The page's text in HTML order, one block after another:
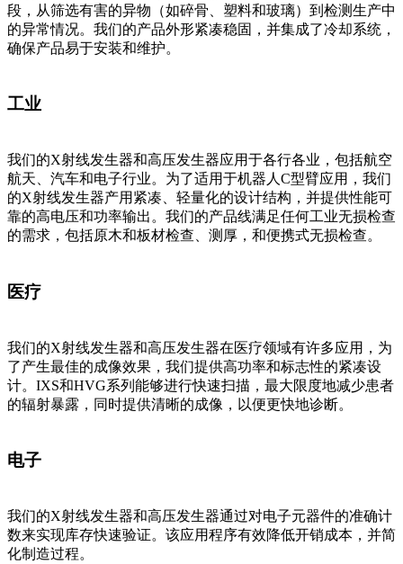
段，从筛选有害的异物（如碎骨、塑料和玻璃）到检测生产中
的异常情况。我们的产品外形紧凑稳固，并集成了冷却系统，
确保产品易于安装和维护。
工业
我们的X射线发生器和高压发生器应用于各行各业，包括航空
航天、汽车和电子行业。为了适用于机器人C型臂应用，我们
的X射线发生器产用紧凑、轻量化的设计结构，并提供性能可
靠的高电压和功率输出。我们的产品线满足任何工业无损检查
的需求，包括原木和板材检查、测厚，和便携式无损检查。
医疗
我们的X射线发生器和高压发生器在医疗领域有许多应用，为
了产生最佳的成像效果，我们提供高功率和标志性的紧凑设
计。IXS和HVG系列能够进行快速扫描，最大限度地减少患者
的辐射暴露，同时提供清晰的成像，以便更快地诊断。
电子
我们的X射线发生器和高压发生器通过对电子元器件的准确计
数来实现库存快速验证。该应用程序有效降低开销成本，并简
化制造过程。